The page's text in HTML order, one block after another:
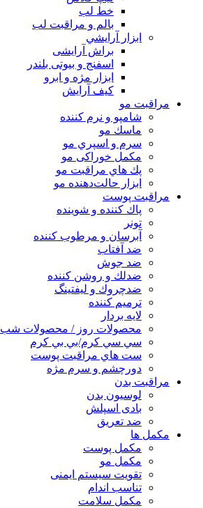
خط لب
بالم و مراقبت لب
ابزار آرايشي
براش آرایشی
اسفنج و بیوتی بلندر
ابزار مژه و ابرو
کیف آرایش
مراقبت مو
شامپو و نرم كننده
ماسك مو
سرم و اسپري مو
مكمل خوراكی مو
پك هاي مراقبت مو
ابزار حالت‌دهنده مو
مراقبت پوست
پاك كننده و شوينده
تونر
آبرسان و مرطوب كننده
ضد آفتاب
ضد جوش
ضدلك و روشن كننده
ضدچروك و ليفتينگ
ترميم كننده
لايه بردار
محصولات روز / محصولات شب
سي سي كرم/بي بي كرم
ست هاي مراقبت پوست
دورچشم و سرم مژه
مراقبت بدن
لوسیون بدن
بادی اسپلش
ضد تعریق
مكمل ها
مکمل پوست
مکمل مو
تقویت سیستم ایمنی
تناسب اندام
مکمل سلامت